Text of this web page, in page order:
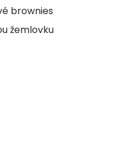
brownies
žemlovku